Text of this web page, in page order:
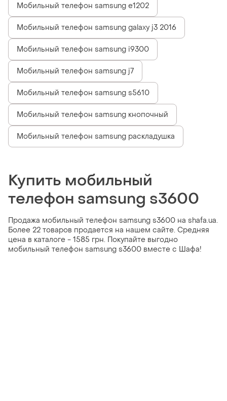
Мобильный телефон samsung e1202
Мобильный телефон samsung galaxy j3 2016
Мобильный телефон samsung i9300
Мобильный телефон samsung j7
Мобильный телефон samsung s5610
Мобильный телефон samsung кнопочный
Мобильный телефон samsung раскладушка
Купить мобильный
телефон samsung s3600
Продажа мобильный телефон samsung s3600 на shafa.ua.
Более 22 товаров продается на нашем сайте. Средняя
цена в каталоге - 1585 грн. Покупайте выгодно
мобильный телефон samsung s3600 вместе с Шафа!